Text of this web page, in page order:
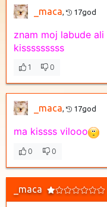
_maca, 17god
znam moj labude
kisssssssss
1 0
_maca, 17god
ma kissss vilooo
0 0
_maca